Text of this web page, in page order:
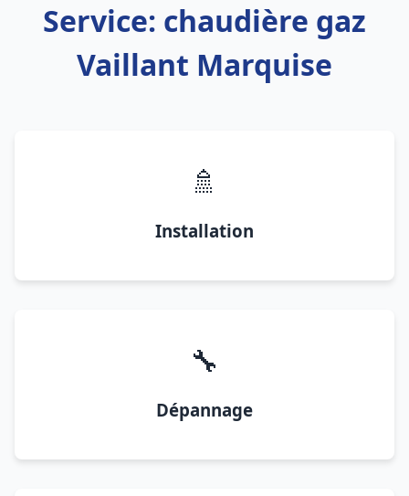
Service: chaudière gaz
Vaillant Marquise
🚿
Installation
🔧
Dépannage